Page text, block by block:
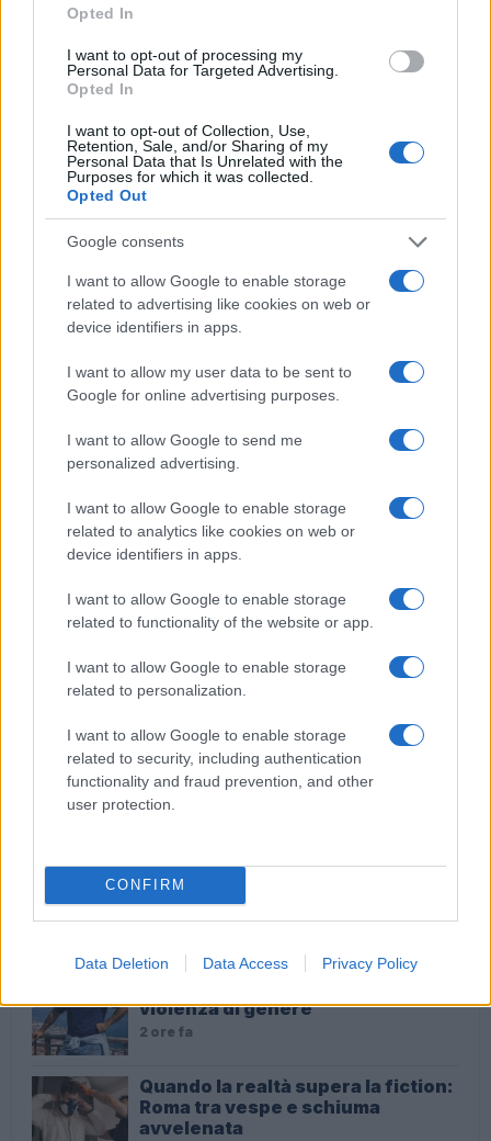
Opted In
I want to opt-out of processing my
Personal Data for Targeted Advertising.
Opted In
I want to opt-out of Collection, Use,
Retention, Sale, and/or Sharing of my
Personal Data that Is Unrelated with the
Purposes for which it was collected.
Opted Out
Google consents
I want to allow Google to enable storage
related to advertising like cookies on web or
device identifiers in apps.
I want to allow my user data to be sent to
Google for online advertising purposes.
I want to allow Google to send me
personalized advertising.
I want to allow Google to enable storage
related to analytics like cookies on web or
device identifiers in apps.
I want to allow Google to enable storage
related to functionality of the website or app.
I want to allow Google to enable storage
related to personalization.
I want to allow Google to enable storage
related to security, including authentication
functionality and fraud prevention, and other
user protection.
CONFIRM
Data Deletion Data Access Privacy Policy
Ryanair addio
lowcost: cambia
ancora la politica
del bagaglio
pericoloso anche
per bambini”
Capitale
ARTICOLI CORRELATI
Profumerie Douglas verso la chiusura: lavoratori in
ginocchio. Ma è davvero crisi?
A Roma arriva il festival di danza spagnola e
Primark sbarca a Roma: il brand arriva nella Capitale
ULTIME NOTIZIE
Valerio Gentile: la sua morte
violenza di genere
2 ore fa
Quando la realtà supera la fiction:
Roma tra vespe e schiuma
avvelenata